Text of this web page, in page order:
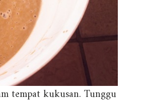
tempat kukusan. Tunggu